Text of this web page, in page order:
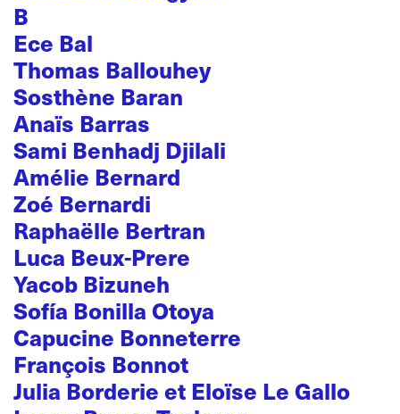
B
Ece Bal
Thomas Ballouhey
Sosthène Baran
Anaïs Barras
Sami Benhadj Djilali
Amélie Bernard
Zoé Bernardi
Raphaëlle Bertran
Luca Beux-Prere
Yacob Bizuneh
Sofía Bonilla Otoya
Capucine Bonneterre
François Bonnot
Julia Borderie et Eloïse Le Gallo